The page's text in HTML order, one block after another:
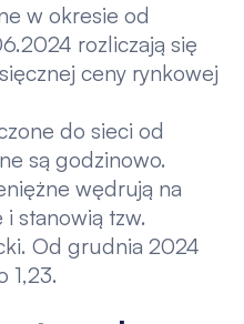
w okresie od
rozliczają się
ceny rynkowej
do sieci od
są godzinowo.
wędrują na
stanowią tzw.
Od grudnia 2024
1,23.